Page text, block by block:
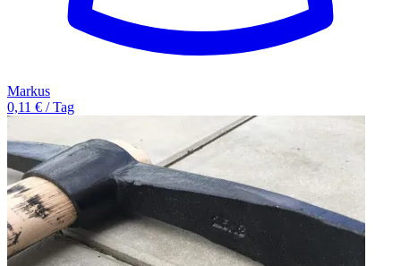
Markus
0,11 € / Tag